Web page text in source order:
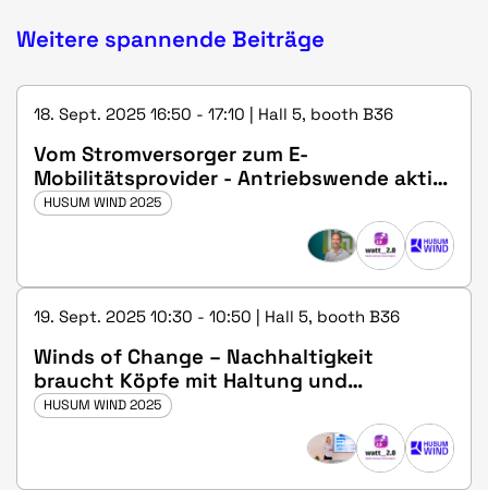
Weitere spannende Beiträge
18. Sept. 2025 16:50 - 17:10 | Hall 5, booth B36
Vom Stromversorger zum E-
Mobilitätsprovider - Antriebswende aktiv
gestalten
HUSUM WIND 2025
19. Sept. 2025 10:30 - 10:50 | Hall 5, booth B36
Winds of Change – Nachhaltigkeit
braucht Köpfe mit Haltung und
Kompetenz
HUSUM WIND 2025